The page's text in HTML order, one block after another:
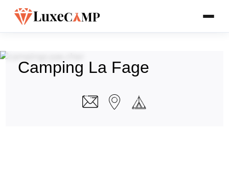
Camping La Fage